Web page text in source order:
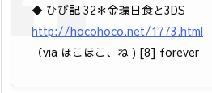
◆ ひび記 32＊金環日食と3DS
http://hocohoco.net/1773.html
（via ほこほこ、ね ) [8] forever